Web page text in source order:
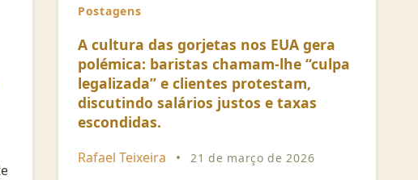
Postagens
A cultura das gorjetas nos EUA gera
polémica: baristas chamam-lhe “culpa
legalizada” e clientes protestam,
discutindo salários justos e taxas
escondidas.
Rafael Teixeira • 21 de março de 2026